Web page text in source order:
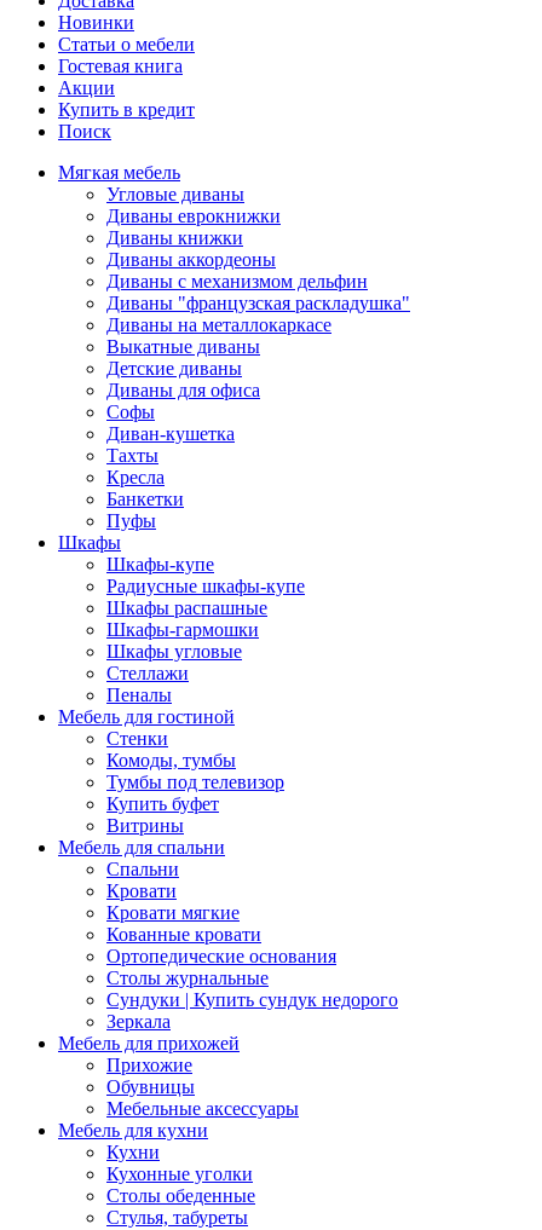
Новинки
Статьи о мебели
Гостевая книга
Акции
Купить в кредит
Поиск
Мягкая мебель
Угловые диваны
Диваны еврокнижки
Диваны книжки
Диваны аккордеоны
Диваны с механизмом дельфин
Диваны "французская раскладушка"
Диваны на металлокаркасе
Выкатные диваны
Детские диваны
Диваны для офиса
Софы
Диван-кушетка
Тахты
Кресла
Банкетки
Пуфы
Шкафы
Шкафы-купе
Радиусные шкафы-купе
Шкафы распашные
Шкафы-гармошки
Шкафы угловые
Стеллажи
Пеналы
Мебель для гостиной
Стенки
Комоды, тумбы
Тумбы под телевизор
Купить буфет
Витрины
Мебель для спальни
Спальни
Кровати
Кровати мягкие
Кованные кровати
Ортопедические основания
Столы журнальные
Сундуки | Купить сундук недорого
Зеркала
Мебель для прихожей
Прихожие
Обувницы
Мебельные аксессуары
Мебель для кухни
Кухни
Кухонные уголки
Столы обеденные
Стулья, табуреты